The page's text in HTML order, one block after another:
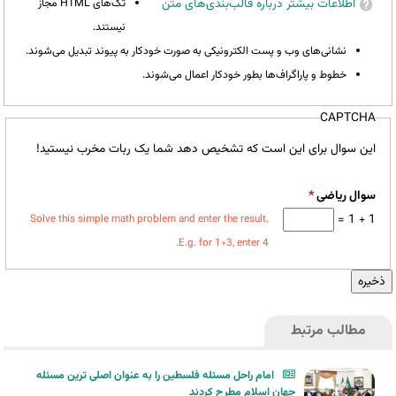
نیستند.
نشانی‌های وب و پست الکترونیکی به صورت خودکار به پیوند تبدیل می‌شوند.
خطوط و پاراگراف‌ها بطور خودکار اعمال می‌شوند.
CAPTCHA
این سوال برای این است که تشخیص دهد شما یک ربات مخرب نیستید!
سوال ریاضی*
1 + 1 =
Solve this simple math problem and enter the result.
E.g. for 1+3, enter 4.
مطالب مرتبط
امام راحل مسئله فلسطین را به عنوان اصلی ترین مسئله